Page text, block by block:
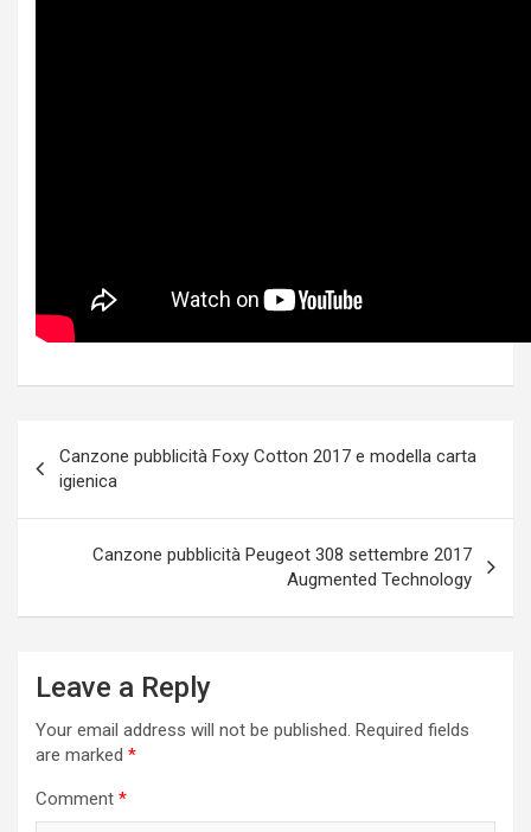
navigation
Canzone pubblicità Foxy Cotton 2017 e modella carta
igienica
Canzone pubblicità Peugeot 308 settembre 2017
Augmented Technology
Leave a Reply
Your email address will not be published. Required fields
are marked *
Comment *